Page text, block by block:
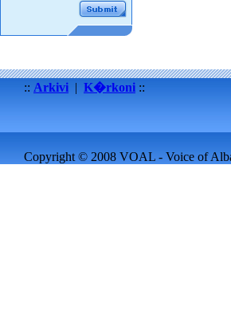
:: Arkivi | K�rkoni ::
Copyright © 2008 VOAL - Voice of